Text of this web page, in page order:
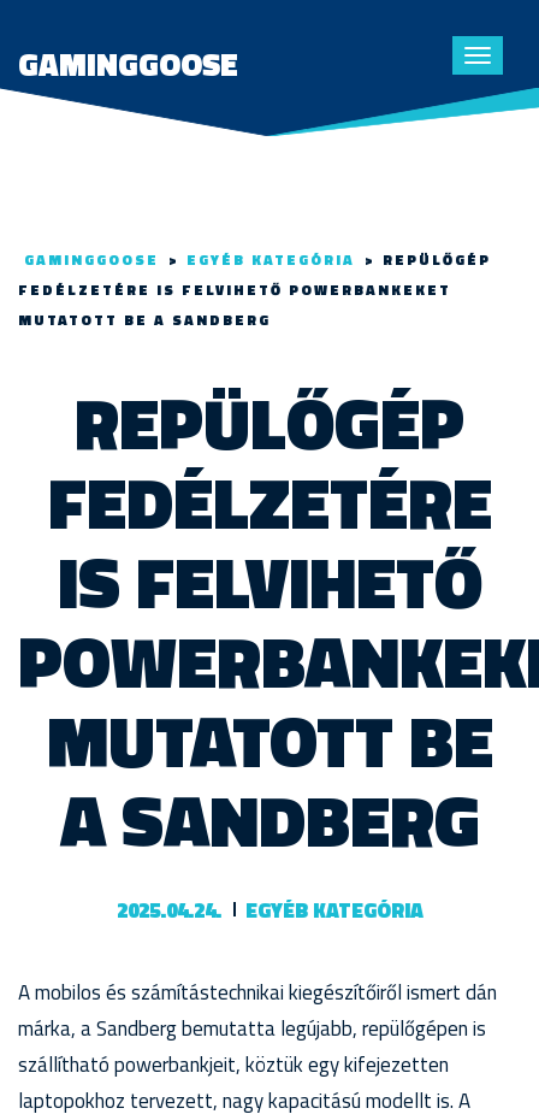
Toggle
GAMINGGOOSE
GAMINGGOOSE > EGYÉB KATEGÓRIA > REPÜLŐGÉP
FEDÉLZETÉRE IS FELVIHETŐ POWERBANKEKET
MUTATOTT BE A SANDBERG
REPÜLŐGÉP
FEDÉLZETÉRE
IS FELVIHETŐ
MUTATOTT BE
A SANDBERG
2025.04.24. EGYÉB KATEGÓRIA
A mobilos és számítástechnikai kiegészítőiről ismert dán
márka, a Sandberg bemutatta legújabb, repülőgépen is
szállítható powerbankjeit, köztük egy kifejezetten
laptopokhoz tervezett, nagy kapacitású modellt is. A